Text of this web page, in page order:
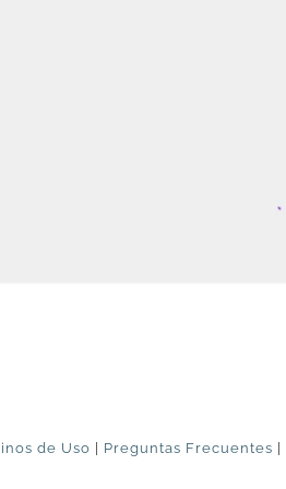
de Uso | Preguntas Frecuentes |